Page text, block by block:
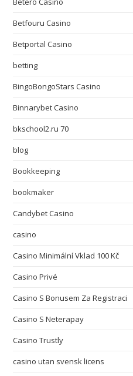
Betfouru Casino
Betportal Casino
betting
BingoBongoStars Casino
Binnarybet Casino
bkschool2.ru 70
blog
Bookkeeping
bookmaker
Candybet Casino
casino
Casino Minimální Vklad 100 Kč
Casino Privé
Casino S Bonusem Za Registraci
Casino S Neterapay
Casino Trustly
casino utan svensk licens